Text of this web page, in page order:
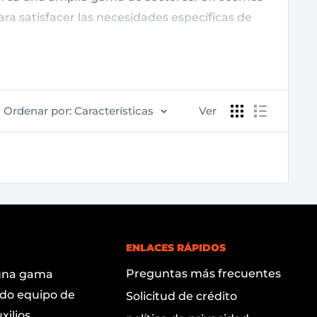
satisfacer las necesidades específicas de
y la imagen de marca. Nuestros clientes
servicio al cliente, entregas rápidas y
Ordenar por: Características Ver
gama
equipo de
ENLACES RÁPIDOS
Preguntas más frecuentes
Solicitud de crédito